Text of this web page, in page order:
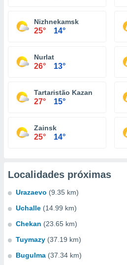
Nizhnekamsk
25° 14°
Nurlat
26° 13°
Tartaristão Kazan
27° 15°
Zainsk
25° 14°
Localidades próximas
Urazaevo (9.35 km)
Uchalle (14.99 km)
Chekan (23.65 km)
Tuymazy (37.19 km)
Bugulma (37.34 km)